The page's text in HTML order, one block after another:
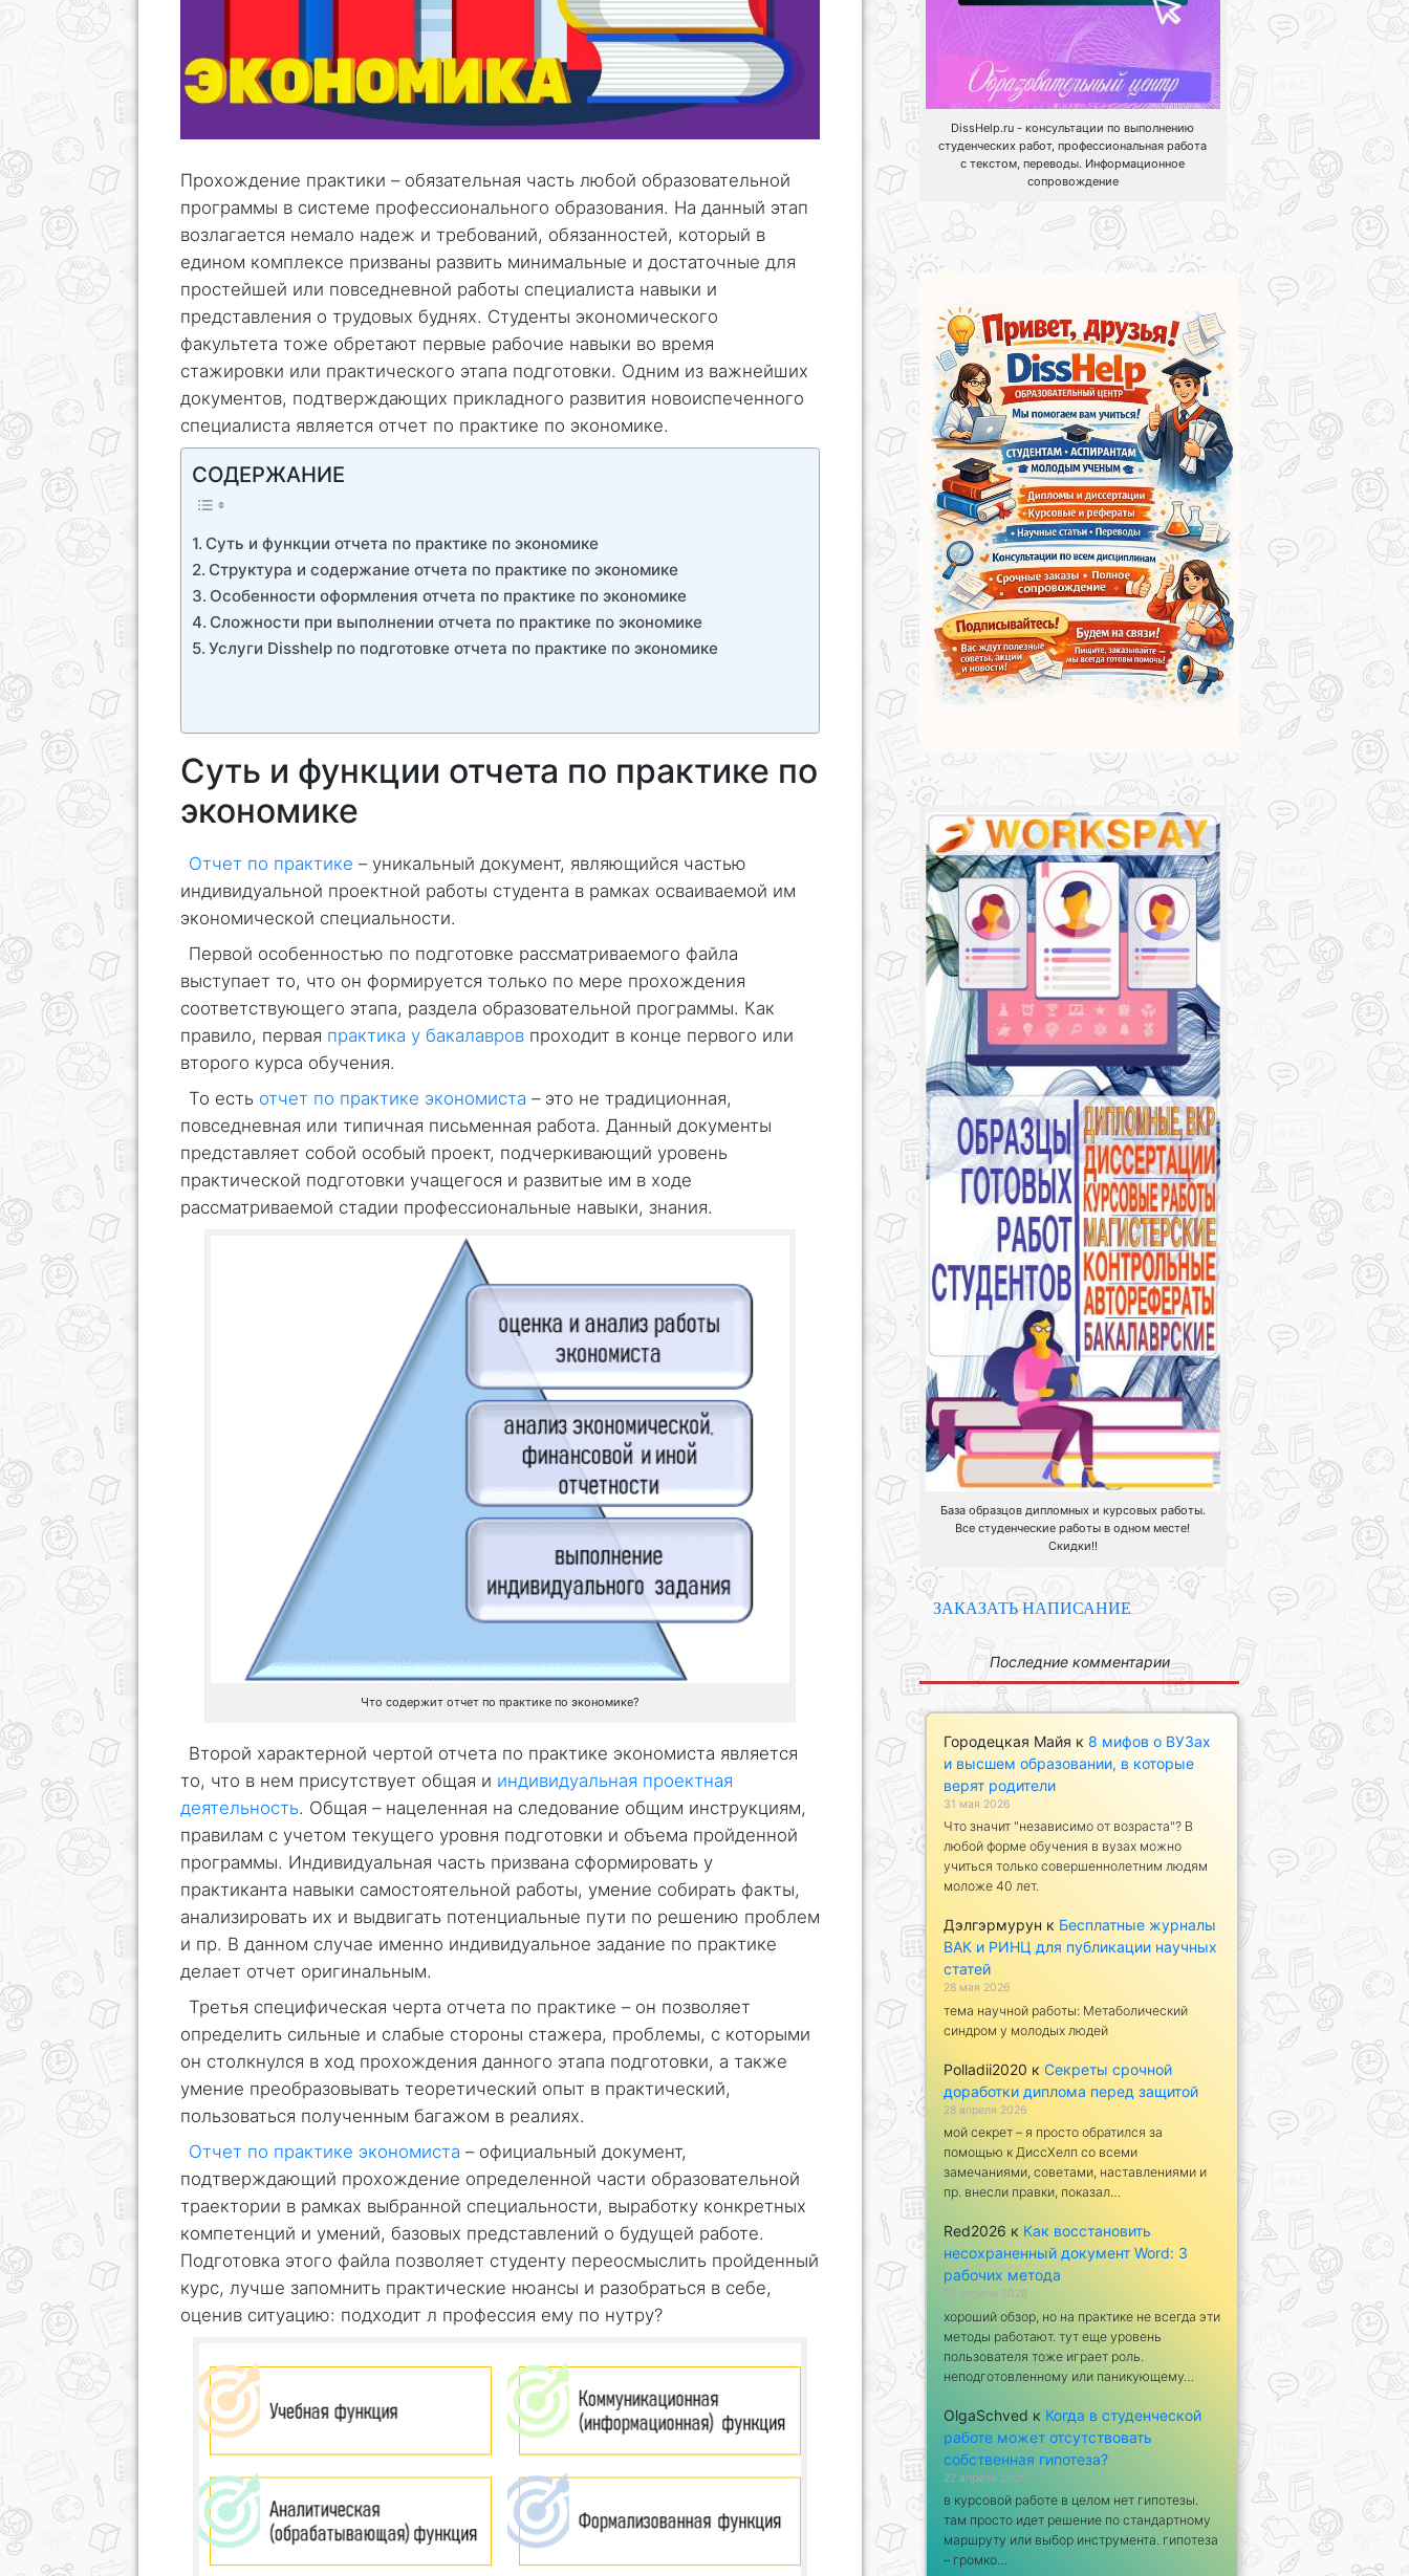
Прохождение практики – обязательная часть любой образовательной
программы в системе профессионального образования. На данный этап
возлагается немало надеж и требований, обязанностей, который в
едином комплексе призваны развить минимальные и достаточные для
простейшей или повседневной работы специалиста навыки и
представления о трудовых буднях. Студенты экономического
факультета тоже обретают первые рабочие навыки во время
стажировки или практического этапа подготовки. Одним из важнейших
документов, подтверждающих прикладного развития новоиспеченного
специалиста является отчет по практике по экономике.
СОДЕРЖАНИЕ
Суть и функции отчета по практике по экономике
Структура и содержание отчета по практике по экономике
Особенности оформления отчета по практике по экономике
Сложности при выполнении отчета по практике по экономике
Услуги Disshelp по подготовке отчета по практике по экономике
Суть и функции отчета по практике по
экономике
Отчет по практике – уникальный документ, являющийся частью
индивидуальной проектной работы студента в рамках осваиваемой им
экономической специальности.
Первой особенностью по подготовке рассматриваемого файла
выступает то, что он формируется только по мере прохождения
соответствующего этапа, раздела образовательной программы. Как
правило, первая практика у бакалавров проходит в конце первого или
второго курса обучения.
То есть отчет по практике экономиста – это не традиционная,
повседневная или типичная письменная работа. Данный документы
представляет собой особый проект, подчеркивающий уровень
практической подготовки учащегося и развитые им в ходе
рассматриваемой стадии профессиональные навыки, знания.
Что содержит отчет по практике по экономике?
Второй характерной чертой отчета по практике экономиста является
то, что в нем присутствует общая и индивидуальная проектная
деятельность. Общая – нацеленная на следование общим инструкциям,
правилам с учетом текущего уровня подготовки и объема пройденной
программы. Индивидуальная часть призвана сформировать у
практиканта навыки самостоятельной работы, умение собирать факты,
анализировать их и выдвигать потенциальные пути по решению проблем
и пр. В данном случае именно индивидуальное задание по практике
делает отчет оригинальным.
Третья специфическая черта отчета по практике – он позволяет
определить сильные и слабые стороны стажера, проблемы, с которыми
он столкнулся в ход прохождения данного этапа подготовки, а также
умение преобразовывать теоретический опыт в практический,
пользоваться полученным багажом в реалиях.
Отчет по практике экономиста – официальный документ,
подтверждающий прохождение определенной части образовательной
траектории в рамках выбранной специальности, выработку конкретных
компетенций и умений, базовых представлений о будущей работе.
Подготовка этого файла позволяет студенту переосмыслить пройденный
курс, лучше запомнить практические нюансы и разобраться в себе,
оценив ситуацию: подходит л профессия ему по нутру?
DissHelp.ru - консультации по выполнению
студенческих работ, профессиональная работа
с текстом, переводы. Информационное
сопровождение
База образцов дипломных и курсовых работы.
Все студенческие работы в одном месте!
Скидки!!
ЗАКАЗАТЬ НАПИСАНИЕ
Последние комментарии
Городецкая Майя к 8 мифов о ВУЗах
и высшем образовании, в которые
верят родители
31 мая 2026
Что значит "независимо от возраста"? В
любой форме обучения в вузах можно
учиться только совершеннолетним людям
моложе 40 лет.
Дэлгэрмурун к Бесплатные журналы
ВАК и РИНЦ для публикации научных
статей
28 мая 2026
тема научной работы: Метаболический
синдром у молодых людей
Polladii2020 к Секреты срочной
доработки диплома перед защитой
28 апреля 2026
мой секрет – я просто обратился за
помощью к ДиссХелп со всеми
замечаниями, советами, наставлениями и
пр. внесли правки, показал…
Red2026 к Как восстановить
несохраненный документ Word: 3
рабочих метода
23 апреля 2026
хороший обзор, но на практике не всегда эти
методы работают. тут еще уровень
пользователя тоже играет роль.
неподготовленному или паникующему…
OlgaSchved к Когда в студенческой
работе может отсутствовать
собственная гипотеза?
22 апреля 2026
в курсовой работе в целом нет гипотезы.
там просто идет решение по стандартному
маршруту или выбор инструмента. гипотеза
– громко…